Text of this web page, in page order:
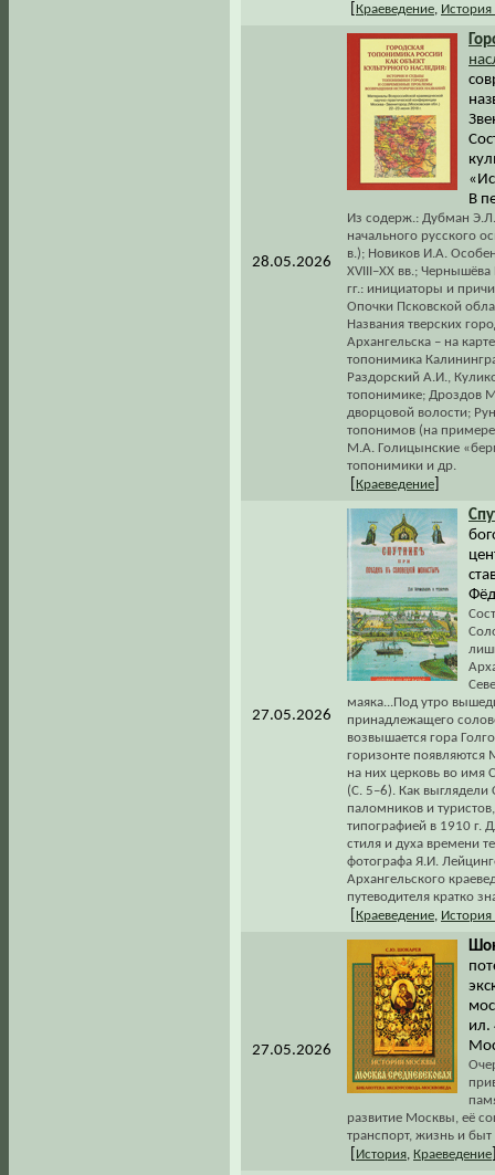
Краеведение История
28.05.2026
В
Из содерж.: Дубман
начального русского
в.); Новиков И.А.
XVIII–XX вв.;
гг.: инициаторы и
Опочки Псковской
Названия тверских
Архангельска – на
топонимика
Раздорский А.И.,
топонимике; Дроздов
дворцовой волости;
топонимов (на
М.А. Голицынские
топонимики и др.
Краеведение
27.05.2026
маяка...Под утро
принадлежащего
возвышается гора
горизонте
на них церковь во имя
(С. 5–6). Как выглядели
паломников и
типографией в 1910 г.
стиля и духа времени
фотографа Я.И.
Архангельского
путеводителя кратко
Краеведение История
27.05.2026
ил.
развитие Москвы, её
транспорт, жизнь и
История Краеведение